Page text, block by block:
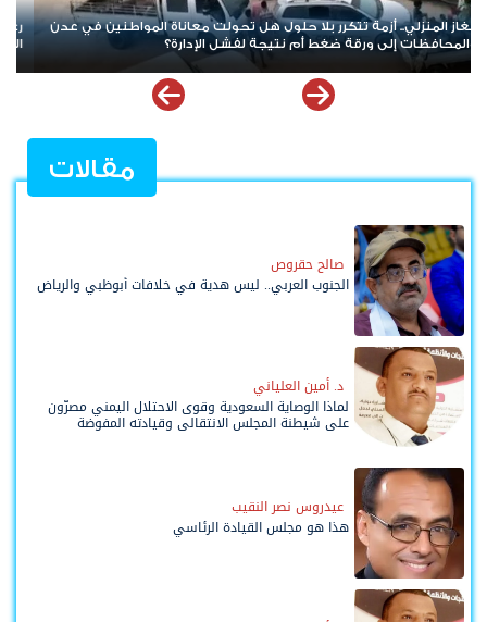
رغم العواصف والمؤامرات.. الجنوب يتمسك بحلمه الكبير واستعادة
الدولة باتت عنوانًا لمرحلة الصمود
مقالات
صالح حقروص
الجنوب العربي.. ليس هدية في خلافات أبوظبي والرياض
د. أمين العلياني
لماذا الوصاية السعودية وقوى الاحتلال اليمني مصرّون
على شيطنة المجلس الانتقالي وقيادته المفوضة
وحواضنه الشعبية؟
عيدروس نصر النقيب
هذا هو مجلس القيادة الرئاسي